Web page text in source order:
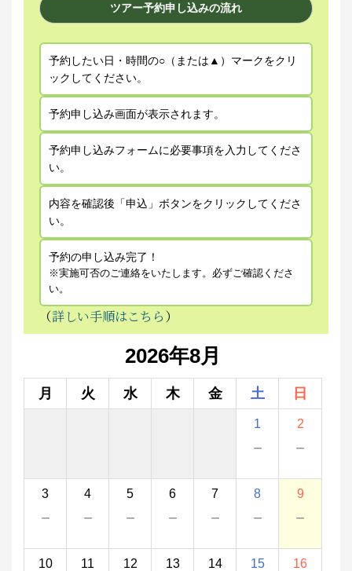
ツアー予約申し込みの流れ
予約したい日・時間の○（または▲）マークをクリ
ックしてください。
予約申し込み画面が表示されます。
予約申し込みフォームに必要事項を入力してくださ
い。
内容を確認後「申込」ボタンをクリックしてくださ
い。
予約の申し込み完了！
※実施可否のご連絡をいたします。必ずご確認くださ
い。
（詳しい手順はこちら）
2026年8月
月 火 水 木 金 土 日
1
－
2
－
3
－
4
－
5
－
6
－
7
－
8
－
9
－
10 11 12 13 14 15 16